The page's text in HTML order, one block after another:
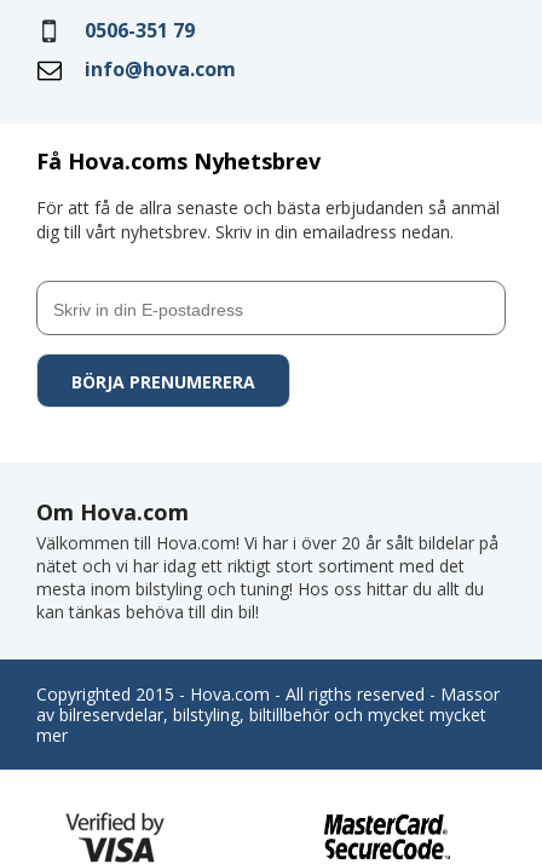
Få Hova.coms Nyhetsbrev
För att få de allra senaste och bästa erbjudanden så anmäl
dig till vårt nyhetsbrev. Skriv in din emailadress nedan.
0506-351 79
info@hova.com
Om Hova.com
Välkommen till Hova.com! Vi har i över 20 år sålt bildelar på
nätet och vi har idag ett riktigt stort sortiment med det
mesta inom bilstyling och tuning! Hos oss hittar du allt du
kan tänkas behöva till din bil!
Copyrighted 2015 - Hova.com - All rigths reserved - Massor
av bilreservdelar, bilstyling, biltillbehör och mycket mycket
mer